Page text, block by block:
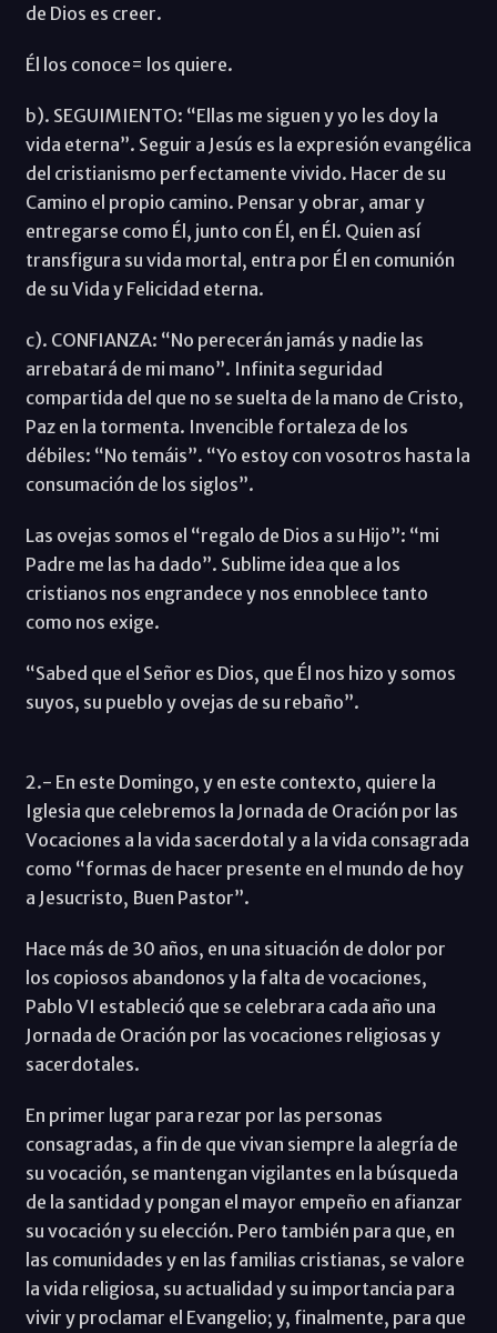
de Dios es creer.
Él los conoce= los quiere.
b). SEGUIMIENTO: “Ellas me siguen y yo les doy la
vida eterna”. Seguir a Jesús es la expresión evangélica
del cristianismo perfectamente vivido. Hacer de su
Camino el propio camino. Pensar y obrar, amar y
entregarse como Él, junto con Él, en Él. Quien así
transfigura su vida mortal, entra por Él en comunión
de su Vida y Felicidad eterna.
c). CONFIANZA: “No perecerán jamás y nadie las
arrebatará de mi mano”. Infinita seguridad
compartida del que no se suelta de la mano de Cristo,
Paz en la tormenta. Invencible fortaleza de los
débiles: “No temáis”. “Yo estoy con vosotros hasta la
consumación de los siglos”.
Las ovejas somos el “regalo de Dios a su Hijo”: “mi
Padre me las ha dado”. Sublime idea que a los
cristianos nos engrandece y nos ennoblece tanto
como nos exige.
“Sabed que el Señor es Dios, que Él nos hizo y somos
suyos, su pueblo y ovejas de su rebaño”.
2.- En este Domingo, y en este contexto, quiere la
Iglesia que celebremos la Jornada de Oración por las
Vocaciones a la vida sacerdotal y a la vida consagrada
como “formas de hacer presente en el mundo de hoy
a Jesucristo, Buen Pastor”.
Hace más de 30 años, en una situación de dolor por
los copiosos abandonos y la falta de vocaciones,
Pablo VI estableció que se celebrara cada año una
Jornada de Oración por las vocaciones religiosas y
sacerdotales.
En primer lugar para rezar por las personas
consagradas, a fin de que vivan siempre la alegría de
su vocación, se mantengan vigilantes en la búsqueda
de la santidad y pongan el mayor empeño en afianzar
su vocación y su elección. Pero también para que, en
las comunidades y en las familias cristianas, se valore
la vida religiosa, su actualidad y su importancia para
vivir y proclamar el Evangelio; y, finalmente, para que